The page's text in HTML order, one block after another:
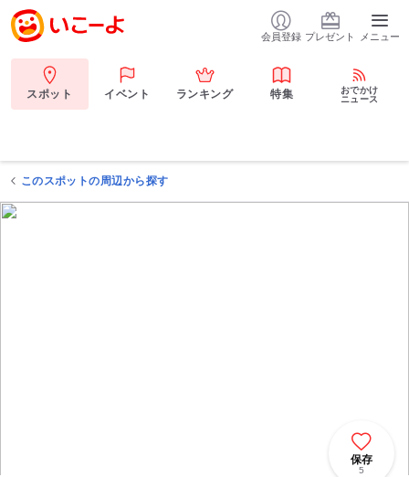
会員登録 プレゼント メニュー
スポット イベント ランキング 特集
おでかけ
ニュース
このスポットの周辺から探す
保存
5